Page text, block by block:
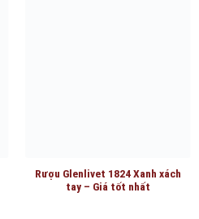
Rượu Glenlivet 1824 Xanh xách
tay – Giá tốt nhất